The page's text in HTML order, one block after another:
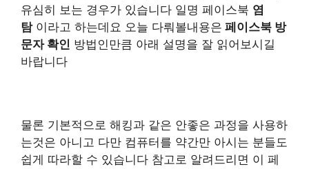
유심히 보는 경우가 있습니다 일명 페이스북 염
탐이라고 하는데요 오늘 다뤄볼내용은 페이스북 방
문자 확인 방법인만큼 아래 설명을 잘 읽어보시길
바랍니다
물론 기본적으로 해킹과 같은 안좋은 과정을 사용하
는것은 아니고 다만 컴퓨터를 약간만 아시는 분들도
쉽게 따라할 수 있습니다 참고로 알려드리면 이 페